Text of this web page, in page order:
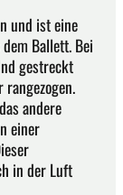
und ist eine
Ballett. Bei
gestreckt
andere
einer
in der Luft